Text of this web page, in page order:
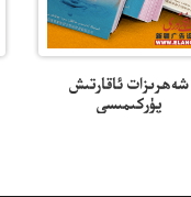
شەھرىزات ئاقارتىش
پۈركىمىسى